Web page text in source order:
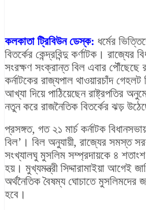
কলকাতা ট্রিবিউন ডেস্ক: ধর্মের
বিতর্কের কেন্দ্রবিন্দু কর্ণাটক।
সংরক্ষণ সংক্রান্ত বিল এবার পৌঁছেছে
কর্নাটকের রাজ্যপাল থাওয়ারচাঁদ গেহলট
আখ্যা দিয়ে পাঠিয়েছেন রাষ্ট্রপতির
নতুন করে রাজনৈতিক বিতর্কের ঝড়
প্রসঙ্গত, গত ২১ মার্চ কর্নাটক
বিল’। বিল অনুযায়ী, রাজ্যের সমস্ত
সংখ্যালঘু মুসলিম সম্প্রদায়কে ৪ শতাংশ
হয়। মুখ্যমন্ত্রী সিদ্দারামাইয়া আগেই
অর্থনৈতিক বৈষম্য ঘোচাতে মুসলিমদের
হবে।